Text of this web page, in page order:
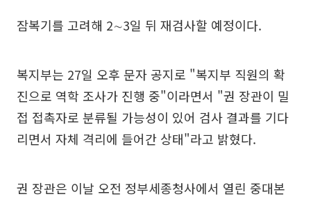
잠복기를 고려해 2∼3일 뒤 재검사할 예정이다.
복지부는 27일 오후 문자 공지로 "복지부 직원의 확
진으로 역학 조사가 진행 중"이라면서 "권 장관이 밀
접 접촉자로 분류될 가능성이 있어 검사 결과를 기다
리면서 자체 격리에 들어간 상태"라고 밝혔다.
권 장관은 이날 오전 정부세종청사에서 열린 중대본